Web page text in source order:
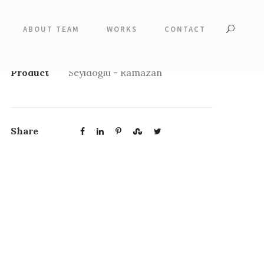
ABOUT TEAM WORKS CONTACT
Product Seyidoğlu - Ramazan
Share